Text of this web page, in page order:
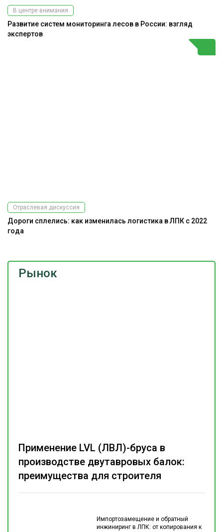
Рынок
Импортозамещение и обратный
инжиниринг в ЛПК: от копирования к
Применение LVL (ЛВЛ)-бруса в
производстве двутавровых балок:
преимущества для строителя
В центре внимания
Развитие систем мониторинга лесов в России: взгляд
экспертов
Отраслевая дискуссия
Дороги сплелись: как изменилась логистика в ЛПК с 2022
года